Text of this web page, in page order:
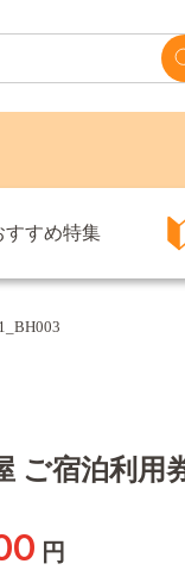
すすめ特集
ご宿泊利用
円